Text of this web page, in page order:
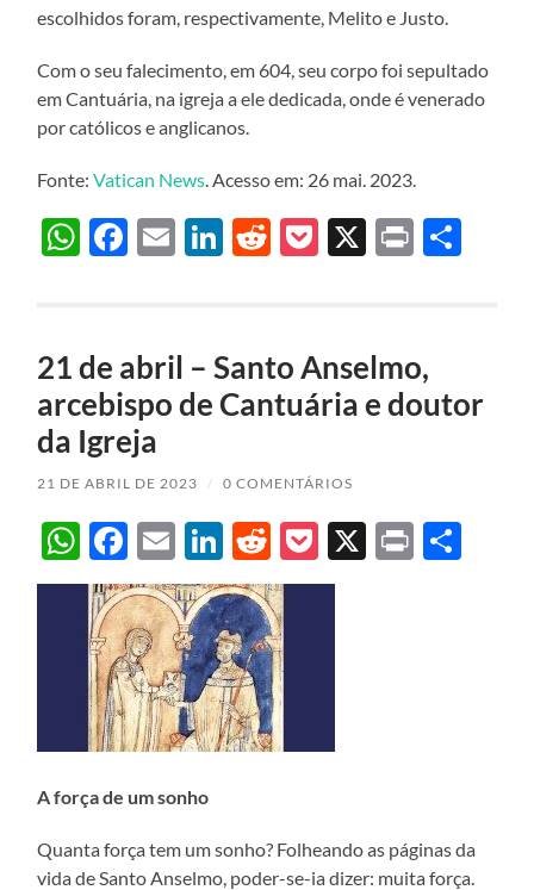
escolhidos foram, respectivamente, Melito e Justo.
Com o seu falecimento, em 604, seu corpo foi sepultado
em Cantuária, na igreja a ele dedicada, onde é venerado
por católicos e anglicanos.
Fonte:Vatican News. Acesso em: 26 mai. 2023.
WhatsApp
Facebook
EmailLinkedIn
Reddit
Pocket
X Print
21 de abril – Santo Anselmo,
arcebispo de Cantuária e doutor
da Igreja
21 DE ABRIL DE 2023 / 0 COMENTÁRIOS
WhatsApp
Facebook
EmailLinkedIn
Reddit
Pocket
X Print
A força de um sonho
Quanta força tem um sonho? Folheando as páginas da
vida de Santo Anselmo, poder-se-ia dizer: muita força.